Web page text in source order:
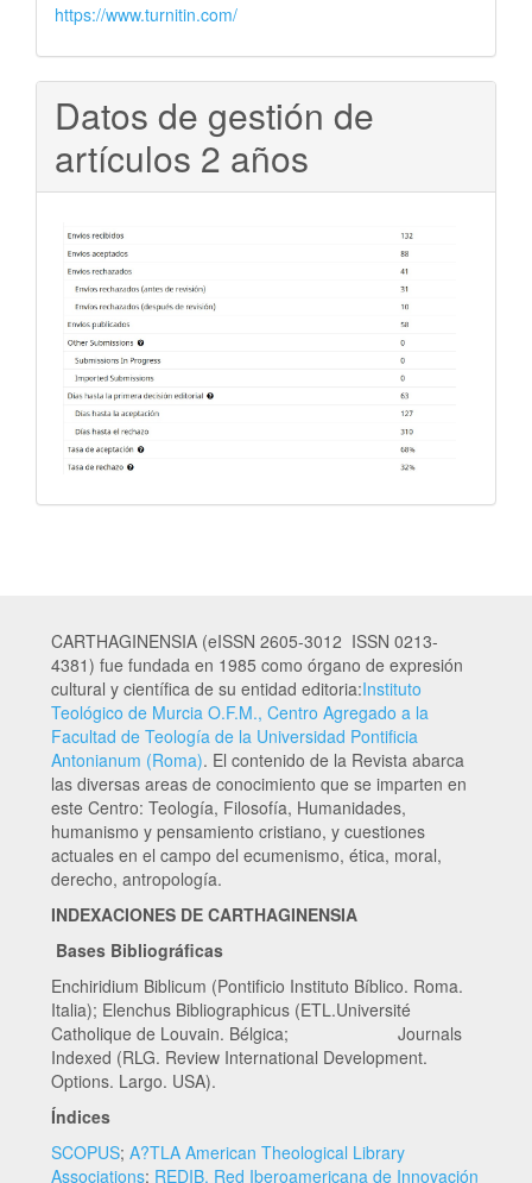
https://www.turnitin.com/
Datos de gestión de
artículos 2 años
CARTHAGINENSIA (eISSN 2605-3012 ISSN 0213-
4381) fue fundada en 1985 como órgano de expresión
cultural y científica de su entidad editoria:Instituto
Teológico de Murcia O.F.M., Centro Agregado a la
Facultad de Teología de la Universidad Pontificia
Antonianum (Roma). El contenido de la Revista abarca
las diversas areas de conocimiento que se imparten en
este Centro: Teología, Filosofía, Humanidades,
humanismo y pensamiento cristiano, y cuestiones
actuales en el campo del ecumenismo, ética, moral,
derecho, antropología.
INDEXACIONES DE CARTHAGINENSIA
Bases Bibliográficas
Enchiridium Biblicum (Pontificio Instituto Bíblico. Roma.
Italia); Elenchus Bibliographicus (ETL.Université
Catholique de Louvain. Bélgica; Journals
Indexed (RLG. Review International Development.
Options. Largo. USA).
Índices
SCOPUS; A?TLA American Theological Library
Associations; REDIB. Red Iberoamericana de Innovación